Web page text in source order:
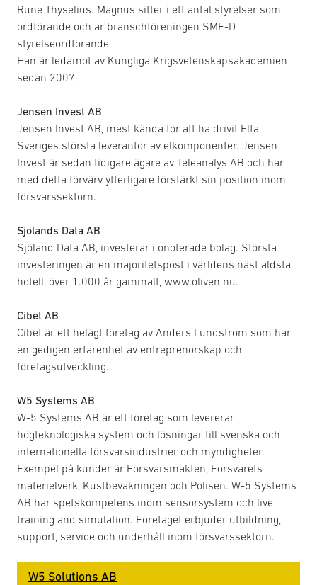
Rune Thyselius. Magnus sitter i ett antal styrelser som
ordförande och är branschföreningen SME-D
styrelseordförande.
Han är ledamot av Kungliga Krigsvetenskapsakademien
sedan 2007.
Jensen Invest AB
Jensen Invest AB, mest kända för att ha drivit Elfa,
Sveriges största leverantör av elkomponenter. Jensen
Invest är sedan tidigare ägare av Teleanalys AB och har
med detta förvärv ytterligare förstärkt sin position inom
försvarssektorn.
Sjölands Data AB
Sjöland Data AB, investerar i onoterade bolag. Största
investeringen är en majoritetspost i världens näst äldsta
hotell, över 1.000 år gammalt, www.oliven.nu.
Cibet AB
Cibet är ett helägt företag av Anders Lundström som har
en gedigen erfarenhet av entreprenörskap och
företagsutveckling.
W5 Systems AB
W-5 Systems AB är ett företag som levererar
högteknologiska system och lösningar till svenska och
internationella försvarsindustrier och myndigheter.
Exempel på kunder är Försvarsmakten, Försvarets
materielverk, Kustbevakningen och Polisen. W-5 Systems
AB har spetskompetens inom sensorsystem och live
training and simulation. Företaget erbjuder utbildning,
support, service och underhåll inom försvarssektorn.
W5 Solutions AB